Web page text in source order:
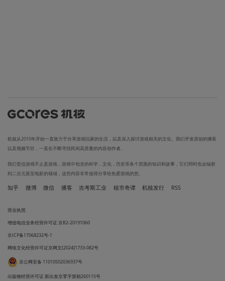
机核从2010年开始一直致力于分享游戏玩家的生活，以及深入探讨游戏相关的文化。我们开发原创的播客
以及视频节目，一直在不断寻找民间高质量的内容创作者。
我们坚信游戏不止是游戏，游戏中包含的科学，文化，历史等各个层面的知识和故事，它们同时也会辐射
到二次元甚至电影的领域，这些内容非常值得分享给热爱游戏的您。
知乎 微博 微信 播客 吉考斯工业 核市奇谭 机核发行 RSS
营业执照
增值电信业务经营许可证 京B2-20191060
京ICP备17068232号-1
网络文化经营许可证京网文[2024]1733-082号
京公网安备 11010502036937号
出版物经营许可证 新出发京零字第朝260115号